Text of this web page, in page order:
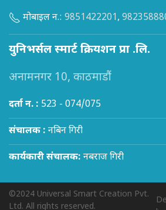
मोबाइल न.: 9851422201,
युनिभर्सल स्मार्ट क्रियशन प्रा .लि.
अनामनगर 10, काठमाडौं
दर्ता न. : 523 - 074/075
संचालक : नबिन गिरी
कार्यकारी संचालक: नबराज गिरी
©2024 Universal Smart Creation Pvt.
Ltd. All rights reserved.